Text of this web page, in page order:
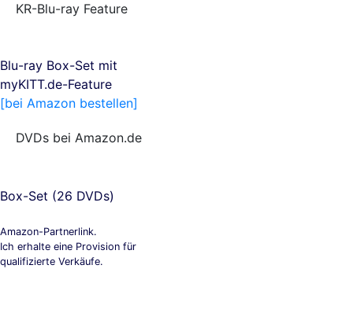
KR-Blu-ray Feature
Blu-ray Box-Set mit
myKITT.de-Feature
[bei Amazon bestellen]
DVDs bei Amazon.de
Box-Set (26 DVDs)
Amazon-Partnerlink.
Ich erhalte eine Provision für
qualifizierte Verkäufe.